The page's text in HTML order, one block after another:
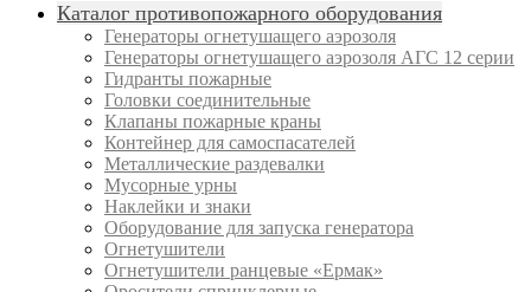
Каталог противопожарного оборудования
Генераторы огнетушащего аэрозоля
Генераторы огнетушащего аэрозоля АГС 12 серии
Гидранты пожарные
Головки соединительные
Клапаны пожарные краны
Контейнер для самоспасателей
Металлические раздевалки
Мусорные урны
Наклейки и знаки
Оборудование для запуска генератора
Огнетушители
Огнетушители ранцевые «Ермак»